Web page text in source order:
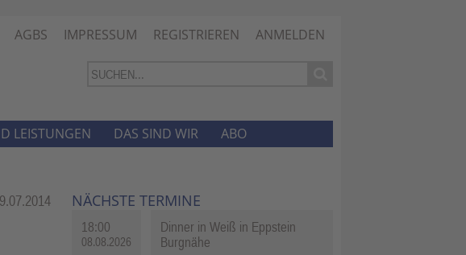
AGBS IMPRESSUM REGISTRIEREN ANMELDEN
NÄCHSTE TERMINE
18:00
08.08.2026
Dinner in Weiß in Eppstein
Burgnähe
LEISTUNGEN DAS SIND WIR ABO